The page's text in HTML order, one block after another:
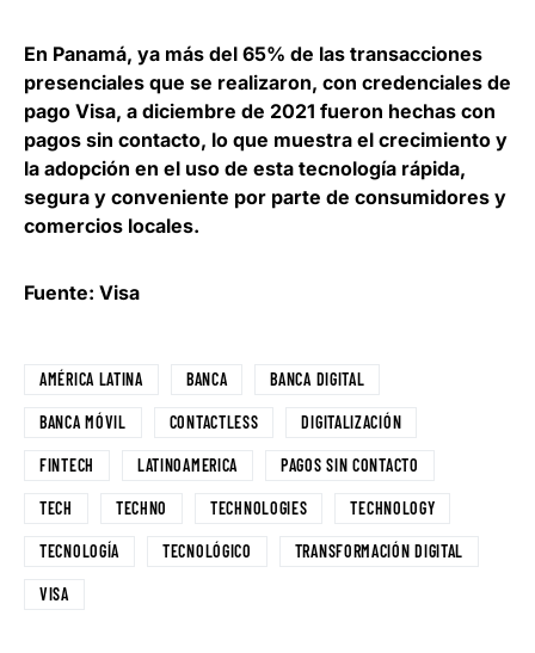
En Panamá, ya más del 65% de las transacciones
presenciales que se realizaron, con credenciales de
pago Visa, a diciembre de 2021 fueron hechas con
pagos sin contacto, lo que muestra el crecimiento y
la adopción en el uso de esta tecnología rápida,
segura y conveniente por parte de consumidores y
comercios locales.
Fuente: Visa
AMÉRICA LATINA BANCA BANCA DIGITAL
BANCA MÓVIL CONTACTLESS DIGITALIZACIÓN
FINTECH LATINOAMERICA PAGOS SIN CONTACTO
TECH TECHNO TECHNOLOGIES TECHNOLOGY
TECNOLOGÍA TECNOLÓGICO TRANSFORMACIÓN DIGITAL
VISA